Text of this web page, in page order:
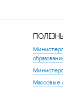
Массовые